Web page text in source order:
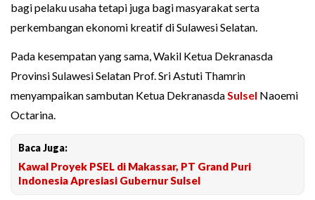
bagi pelaku usaha tetapi juga bagi masyarakat serta
perkembangan ekonomi kreatif di Sulawesi Selatan.
Pada kesempatan yang sama, Wakil Ketua Dekranasda
Provinsi Sulawesi Selatan Prof. Sri Astuti Thamrin
menyampaikan sambutan Ketua DekranasdaSulsel Naoemi
Octarina.
Baca Juga:
Kawal Proyek PSEL di Makassar, PT Grand Puri
Indonesia Apresiasi Gubernur Sulsel